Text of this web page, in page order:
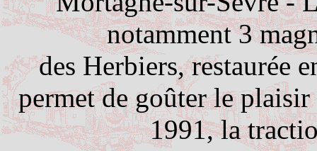
notamment 3
des Herbiers, restaurée
permet de goûter le
1991, la